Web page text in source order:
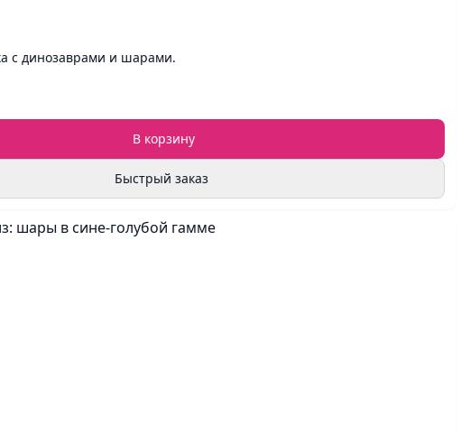
с динозаврами и шарами.
В корзину
Быстрый заказ